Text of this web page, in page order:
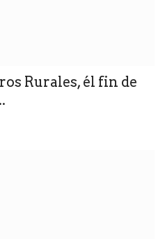
Rurales, él fin de